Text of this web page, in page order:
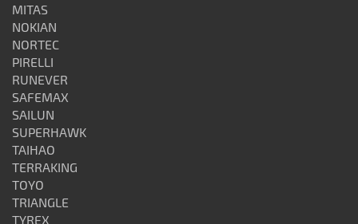
MITAS
NOKIAN
NORTEC
PIRELLI
RUNEVER
SAFEMAX
SAILUN
SUPERHAWK
TAIHAO
TERRAKING
TOYO
TRIANGLE
TYREX